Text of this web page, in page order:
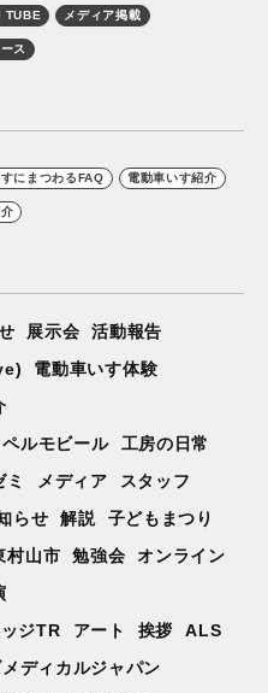
TUBE メディア掲載
ス
にまつわるFAQ 電動車いす紹介
展示会
活動報告
電動車いす体験
ペルモビール
工房の日常
ミ メディア
スタッフ
らせ 解説
子どもまつり
村山市 勉強会
オンライン
ジTR
アート 挨拶
ALS
ディカルジャパン